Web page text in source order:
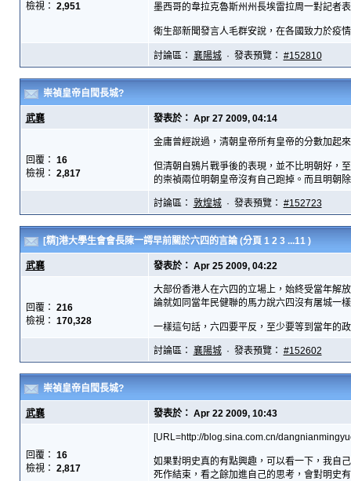
檢視： 2,951 墨西哥的韋拉克魯斯州州長埃雷拉周一對記者
衛生部新聞發言人毛群安說，在各國致力於疫
討論區： 襄陽城· 發表預覽： #152810
崇禎皇帝自閠長城?
武襄 發表於： Apr 27 2009, 04:14
回覆： 16
檢視： 2,817
金庸曾經說過，清朝皇帝所有皇帝的分數加起
但清朝自鴉片戰爭後的表現，並不比明朝好，
的崇禎兩位明朝皇帝沒有自己跑掉。而且明朝
討論區： 敦煌城· 發表預覽： #152723
[精]港大學生會會長陳一諤早前關於六四的言論 (分頁 1 2 3 ...11 )
武襄 發表於： Apr 25 2009, 04:22
回覆： 216
檢視： 170,328
大部份香港人在六四的立場上，始終受當年解
論就如同當年民健聯的馬力說六四沒有屠城一
一樣這句話，六四要平反，至少要等到當年的
討論區： 襄陽城· 發表預覽： #152602
崇禎皇帝自閠長城?
武襄 發表於： Apr 22 2009, 10:43
回覆： 16
檢視： 2,817
[URL=http://blog.sina.com.cn/
如果對明史真的有點興趣，可以看一下，我自
死作結束，看之餘加進自己的思考，會對明史